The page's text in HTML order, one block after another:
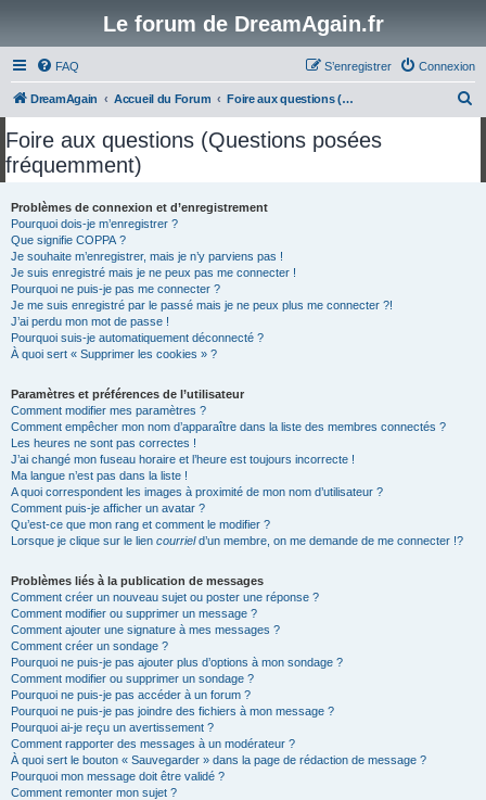
Le forum de DreamAgain.fr
FAQ Connexion
S’enregistrer
DreamAgain Accueil du Forum Foire aux questions (Questions posées fréquemment)
Foire aux questions (Questions posées
fréquemment)
Problèmes de connexion et d’enregistrement
Pourquoi dois-je m’enregistrer ?
Que signifie COPPA ?
Je souhaite m’enregistrer, mais je n’y parviens pas !
Je suis enregistré mais je ne peux pas me connecter !
Pourquoi ne puis-je pas me connecter ?
Je me suis enregistré par le passé mais je ne peux plus me connecter ?!
J’ai perdu mon mot de passe !
Pourquoi suis-je automatiquement déconnecté ?
À quoi sert « Supprimer les cookies » ?
Paramètres et préférences de l’utilisateur
Comment modifier mes paramètres ?
Comment empêcher mon nom d’apparaître dans la liste des membres connectés ?
Les heures ne sont pas correctes !
J’ai changé mon fuseau horaire et l’heure est toujours incorrecte !
Ma langue n’est pas dans la liste !
A quoi correspondent les images à proximité de mon nom d’utilisateur ?
Comment puis-je afficher un avatar ?
Qu’est-ce que mon rang et comment le modifier ?
Lorsque je clique sur le lien courrield’un membre, on me demande de me connecter !?
Problèmes liés à la publication de messages
Comment créer un nouveau sujet ou poster une réponse ?
Comment modifier ou supprimer un message ?
Comment ajouter une signature à mes messages ?
Comment créer un sondage ?
Pourquoi ne puis-je pas ajouter plus d’options à mon sondage ?
Comment modifier ou supprimer un sondage ?
Pourquoi ne puis-je pas accéder à un forum ?
Pourquoi ne puis-je pas joindre des fichiers à mon message ?
Pourquoi ai-je reçu un avertissement ?
Comment rapporter des messages à un modérateur ?
À quoi sert le bouton « Sauvegarder » dans la page de rédaction de message ?
Pourquoi mon message doit être validé ?
Comment remonter mon sujet ?